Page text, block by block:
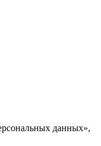
данных»,